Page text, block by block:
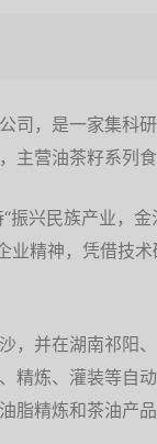
司，是一家集科
主营油茶籽系列
振兴民族产业，
业精神，凭借技
并在湖南祁阳
精炼、灌装等自
脂精炼和茶油产